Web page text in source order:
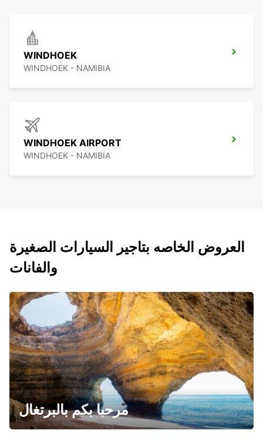
WINDHOEK
WINDHOEK - NAMIBIA
WINDHOEK AIRPORT
WINDHOEK - NAMIBIA
العروض الخاصه بتاجير السيارات الصغيرة
والفانات
مرحبا بكم بالبرتغال